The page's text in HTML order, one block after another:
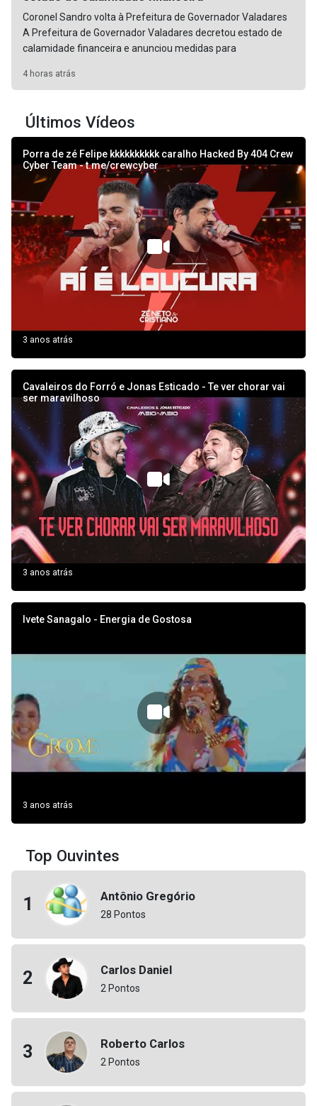
Coronel Sandro volta à Prefeitura de Governador Valadares
A Prefeitura de Governador Valadares decretou estado de
calamidade financeira e anunciou medidas para
4 horas atrás
Últimos Vídeos
Porra de zé Felipe kkkkkkkkkk caralho Hacked By 404 Crew
Cyber Team - t.me/crewcyber
3 anos atrás
Cavaleiros do Forró e Jonas Esticado - Te ver chorar vai
ser maravilhoso
3 anos atrás
Ivete Sanagalo - Energia de Gostosa
3 anos atrás
Top Ouvintes
1 Antônio Gregório
28 Pontos
2 Carlos Daniel
2 Pontos
3 Roberto Carlos
2 Pontos